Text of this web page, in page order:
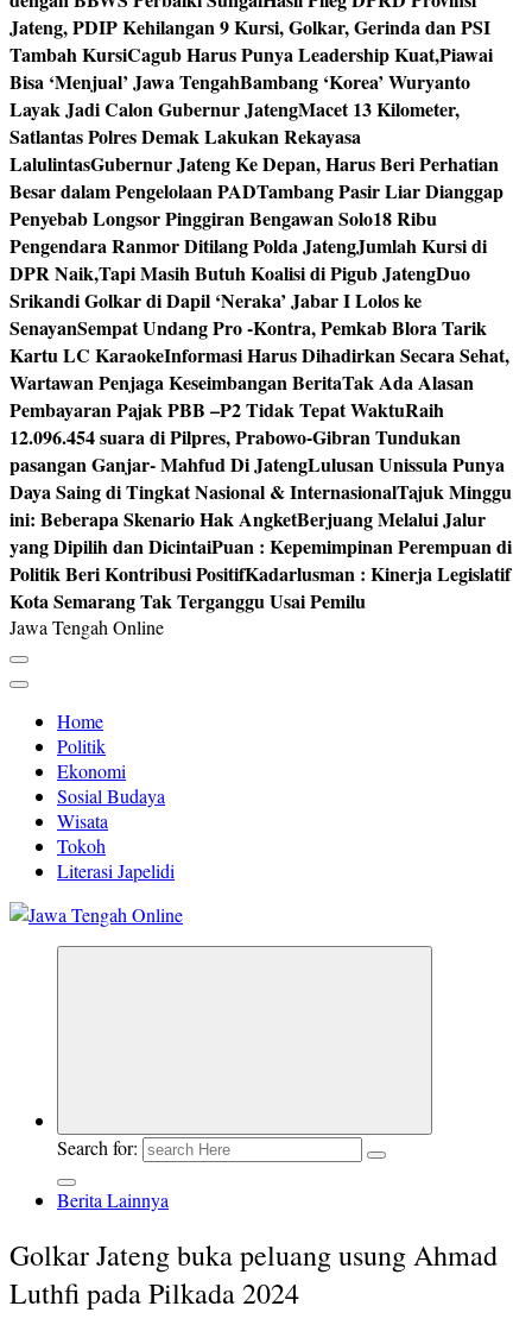
Jateng, PDIP Kehilangan 9 Kursi, Golkar, Gerinda dan PSI
Tambah KursiCagub Harus Punya Leadership Kuat,Piawai
Bisa ‘Menjual’ Jawa TengahBambang ‘Korea’ Wuryanto
Layak Jadi Calon Gubernur JatengMacet 13 Kilometer,
Satlantas Polres Demak Lakukan Rekayasa
LalulintasGubernur Jateng Ke Depan, Harus Beri Perhatian
Besar dalam Pengelolaan PADTambang Pasir Liar Dianggap
Penyebab Longsor Pinggiran Bengawan Solo18 Ribu
Pengendara Ranmor Ditilang Polda JatengJumlah Kursi di
DPR Naik,Tapi Masih Butuh Koalisi di Pigub JatengDuo
Srikandi Golkar di Dapil ‘Neraka’ Jabar I Lolos ke
SenayanSempat Undang Pro -Kontra, Pemkab Blora Tarik
Kartu LC KaraokeInformasi Harus Dihadirkan Secara Sehat,
Wartawan Penjaga Keseimbangan BeritaTak Ada Alasan
Pembayaran Pajak PBB –P2 Tidak Tepat WaktuRaih
12.096.454 suara di Pilpres, Prabowo-Gibran Tundukan
pasangan Ganjar- Mahfud Di JatengLulusan Unissula Punya
Daya Saing di Tingkat Nasional & InternasionalTajuk Minggu
ini: Beberapa Skenario Hak AngketBerjuang Melalui Jalur
yang Dipilih dan DicintaiPuan : Kepemimpinan Perempuan di
Politik Beri Kontribusi PositifKadarlusman : Kinerja Legislatif
Kota Semarang Tak Terganggu Usai Pemilu
Jawa Tengah Online
Home
Politik
Ekonomi
Sosial Budaya
Wisata
Tokoh
Literasi Japelidi
Search for:
Berita Lainnya
Golkar Jateng buka peluang usung Ahmad
Luthfi pada Pilkada 2024